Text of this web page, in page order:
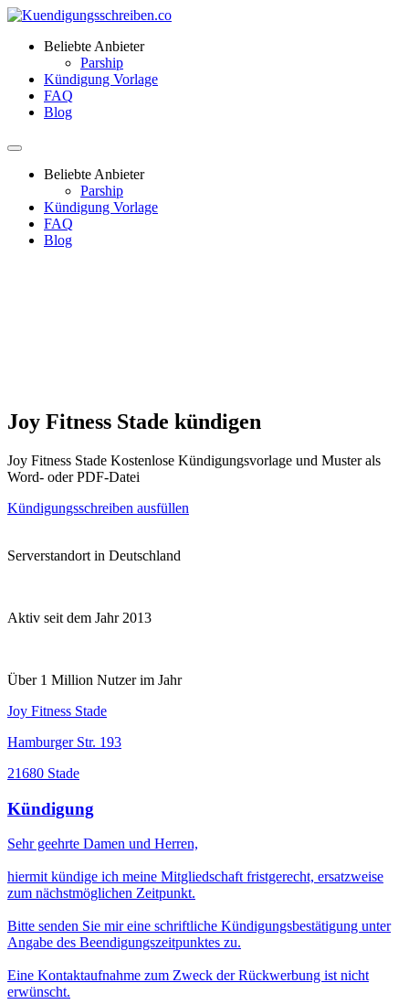
Beliebte Anbieter
Parship
Kündigung Vorlage
FAQ
Blog
Beliebte Anbieter
Parship
Kündigung Vorlage
FAQ
Blog
Joy Fitness Stade kündigen
Joy Fitness Stade Kostenlose Kündigungsvorlage und Muster als
Word- oder PDF-Datei
Kündigungsschreiben ausfüllen
Serverstandort in Deutschland
Aktiv seit dem Jahr 2013
Über 1 Million Nutzer im Jahr
Joy Fitness Stade
Hamburger Str. 193
21680 Stade
Kündigung
Sehr geehrte Damen und Herren,
hiermit kündige ich meine Mitgliedschaft fristgerecht, ersatzweise
zum nächstmöglichen Zeitpunkt.
Bitte senden Sie mir eine schriftliche Kündigungsbestätigung unter
Angabe des Beendigungszeitpunktes zu.
Eine Kontaktaufnahme zum Zweck der Rückwerbung ist nicht
erwünscht.